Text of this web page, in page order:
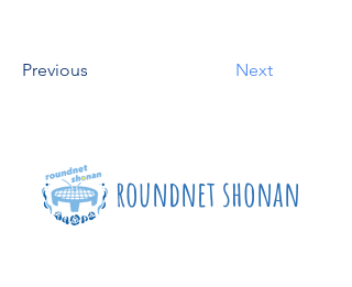
Previous Next
roundnet shonan